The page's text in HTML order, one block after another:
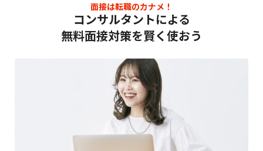
面接は転職のカナメ！
コンサルタントによる
無料面接対策を賢く使おう